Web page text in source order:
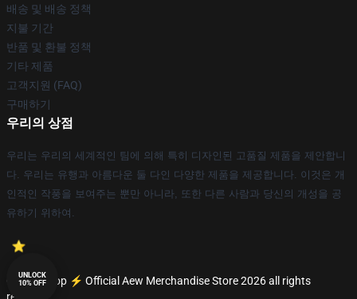
배송 및 배송 정책
지불 기간
반품 및 환불 정책
기타 제품
고객지원 (FAQ)
구매하기
우리의 상점
우리는 우리의 세계적인 팀에 의해 특히 디자인된 고품질 제품을 제안합니
다. 우리는 유행과 아름다운 둘 다인 다양한 제품을 제공합니다. 이것은 개
인적인 작풍을 보여주는 뿐만 아니라, 또한 다른 사람과 당신의 개성을 공
유하기 위하여.
© Aew Shop ⚡️ Official Aew Merchandise Store 2026 all rights
UNLOCK
10% OFF